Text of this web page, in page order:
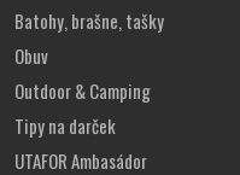
Batohy, brašne, tašky
Obuv
Outdoor & Camping
Tipy na darček
UTAFOR Ambasádor